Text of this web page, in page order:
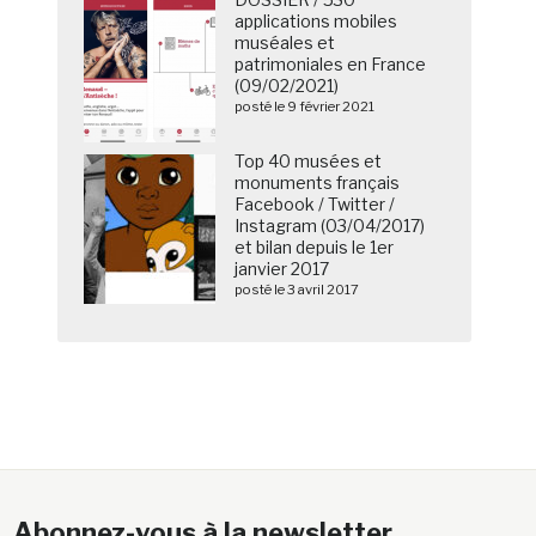
applications mobiles
muséales et
patrimoniales en France
(09/02/2021)
posté le 9 février 2021
Top 40 musées et
monuments français
Facebook / Twitter /
Instagram (03/04/2017)
et bilan depuis le 1er
janvier 2017
posté le 3 avril 2017